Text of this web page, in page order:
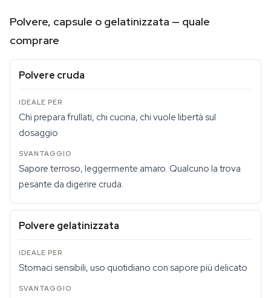
Polvere, capsule o gelatinizzata — quale
comprare
Polvere cruda
Chi prepara frullati, chi cucina, chi vuole libertà sul
dosaggio
Sapore terroso, leggermente amaro. Qualcuno la trova
pesante da digerire cruda.
Polvere gelatinizzata
Stomaci sensibili, uso quotidiano con sapore più delicato